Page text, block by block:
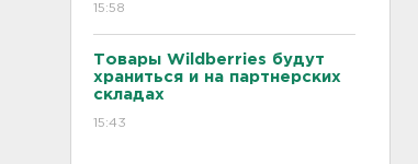
15:58
Товары Wildberries будут
храниться и на партнерских
складах
15:43